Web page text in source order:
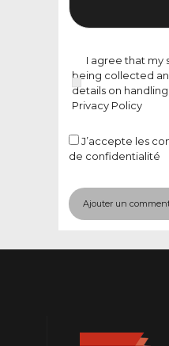
I agree that my
being collected
details on
Privacy Policy
J’accepte les
de confidentialité